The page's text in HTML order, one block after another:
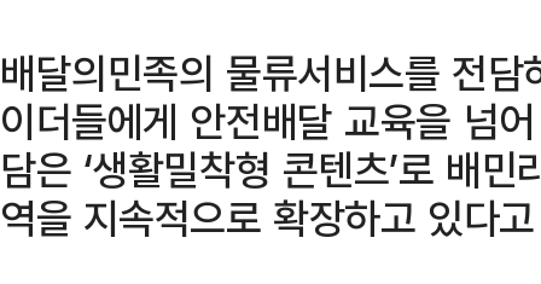
배달의민족의 물류서비스를 전
이더들에게 안전배달 교육을 넘
담은 ‘생활밀착형 콘텐츠’로 배
역을 지속적으로 확장하고 있다